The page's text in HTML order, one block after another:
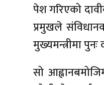
पेश गरिएको
प्रमुखले
मुख्यमन्त्रीमा
सो